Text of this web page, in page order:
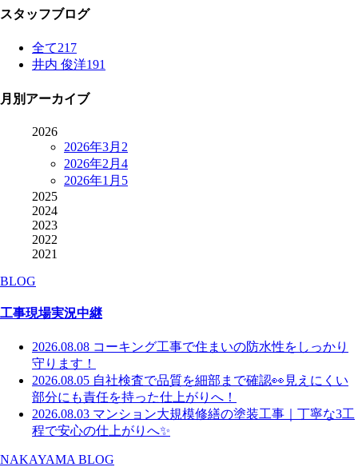
スタッフブログ
全て217
井内 俊洋191
月別アーカイブ
2026
2026年3月 2
2026年2月 4
2026年1月 5
2025
2024
2023
2022
2021
BLOG
工事現場実況中継
2026.08.08 コーキング工事で住まいの防水性をしっかり
守ります！
2026.08.05 自社検査で品質を細部まで確認👀見えにくい
部分にも責任を持った仕上がりへ！
2026.08.03 マンション大規模修繕の塗装工事｜丁寧な3工
程で安心の仕上がりへ✨
NAKAYAMA BLOG